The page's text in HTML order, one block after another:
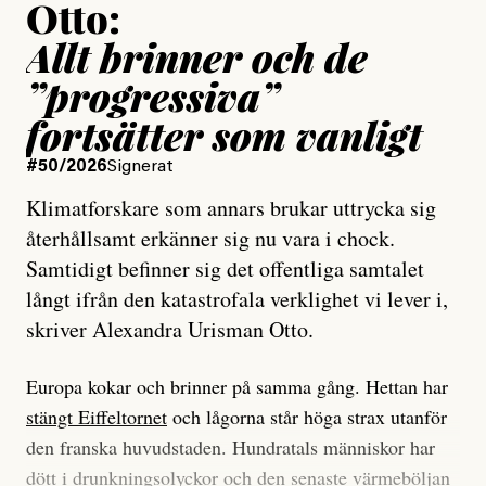
Otto:
Allt brinner och de
”progressiva”
fortsätter som vanligt
#50/2026Signerat
Klimatforskare som annars brukar uttrycka sig
återhållsamt erkänner sig nu vara i chock.
Samtidigt befinner sig det offentliga samtalet
långt ifrån den katastrofala verklighet vi lever i,
skriver Alexandra Urisman Otto.
Europa kokar och brinner på samma gång. Hettan har
stängt Eiffeltornet och lågorna står höga strax utanför
den franska huvudstaden. Hundratals människor har
dött i drunkningsolyckor och den senaste värmeböljan